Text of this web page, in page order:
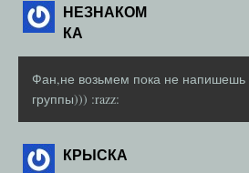
НЕЗНАКОМ
КА
Фан,не возьмем пока не напишешь
группы))) :razz:
КРЫСКА